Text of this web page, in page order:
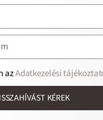
azAdatkezelési
KÉREK